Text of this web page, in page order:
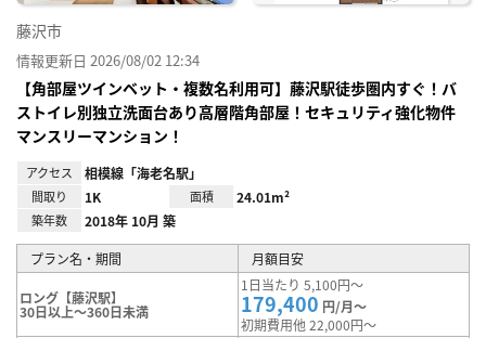
藤沢市
情報更新日 2026/08/02 12:34
【角部屋ツインベット・複数名利用可】藤沢駅徒歩圏内すぐ！バ
ストイレ別独立洗面台あり高層階角部屋！セキュリティ強化物件
マンスリーマンション！
アクセス 相模線「海老名駅」
間取り 1K 面積 24.01m²
築年数 2018年 10月 築
プラン名・期間 月額目安
ロング【藤沢駅】
30日以上～360日未満
1日当たり 5,100円～
179,400 円/月～
初期費用他 22,000円～